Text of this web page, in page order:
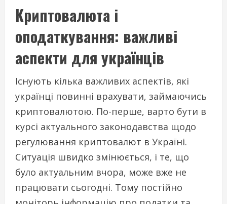
Криптовалюта і
оподаткування: важливі
аспекти для українців
Існують кілька важливих аспектів, які
українці повинні врахувати, займаючись
криптовалютою. По-перше, варто бути в
курсі актуального законодавства щодо
регулювання криптовалют в Україні.
Ситуація швидко змінюється, і те, що
було актуальним вчора, може вже не
працювати сьогодні. Тому постійно